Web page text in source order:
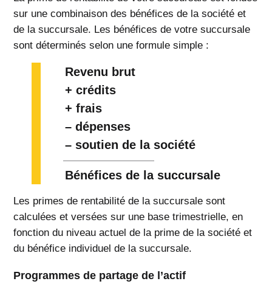
sur une combinaison des bénéfices de la société et
de la succursale. Les bénéfices de votre succursale
sont déterminés selon une formule simple :
Revenu brut
+ crédits
+ frais
– dépenses
– soutien de la société
Bénéfices de la succursale
Les primes de rentabilité de la succursale sont
calculées et versées sur une base trimestrielle, en
fonction du niveau actuel de la prime de la société et
du bénéfice individuel de la succursale.
Programmes de partage de l’actif